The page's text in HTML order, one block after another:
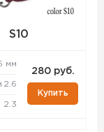
S10
мм
2.6
2.3
280 руб.
Купить